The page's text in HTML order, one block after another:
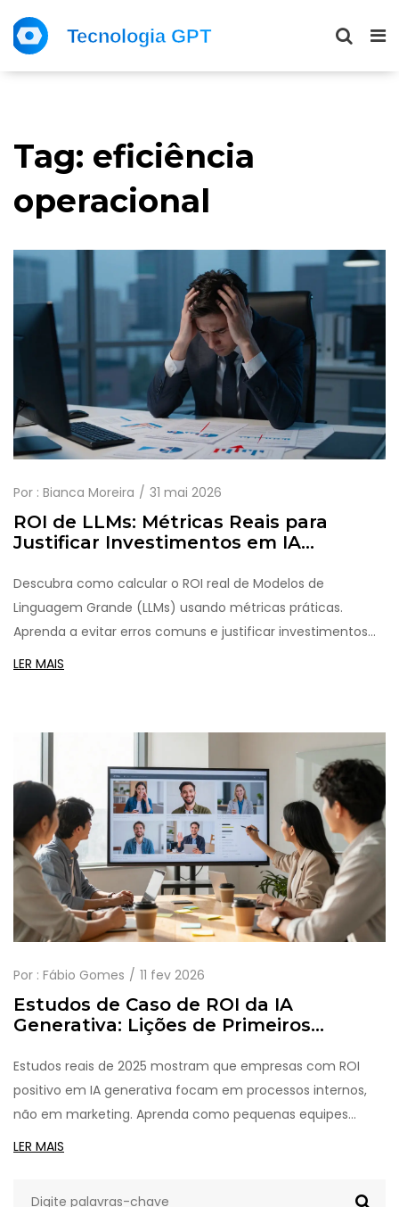
Tag: eficiência
operacional
Por : Bianca Moreira 31 mai 2026
ROI de LLMs: Métricas Reais para
Justificar Investimentos em IA
Descubra como calcular o ROI real de Modelos de
Linguagem Grande (LLMs) usando métricas práticas.
Aprenda a evitar erros comuns e justificar investimentos
em IA generativa com dados concretos.
LER MAIS
Por : Fábio Gomes 11 fev 2026
Estudos de Caso de ROI da IA
Generativa: Lições de Primeiros
Estudos reais de 2025 mostram que empresas com ROI
positivo em IA generativa focam em processos internos,
não em marketing. Aprenda como pequenas equipes
estão gerando milhões sem grandes investimentos.
LER MAIS